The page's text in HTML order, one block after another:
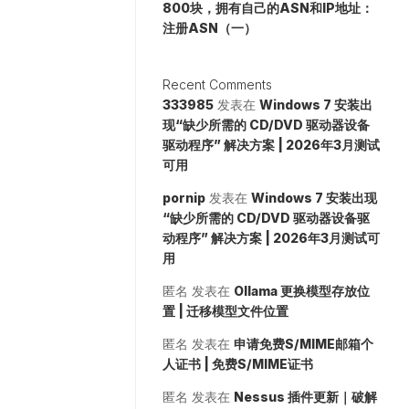
800块，拥有自己的ASN和IP地址：
注册ASN（一）
Recent Comments
333985 发表在 Windows 7 安装出
现“缺少所需的 CD/DVD 驱动器设备
驱动程序” 解决方案 | 2026年3月测试
可用
pornip 发表在 Windows 7 安装出现
“缺少所需的 CD/DVD 驱动器设备驱
动程序” 解决方案 | 2026年3月测试可
用
匿名 发表在 Ollama 更换模型存放位
置 | 迁移模型文件位置
匿名 发表在 申请免费S/MIME邮箱个
人证书 | 免费S/MIME证书
匿名 发表在 Nessus 插件更新｜破解